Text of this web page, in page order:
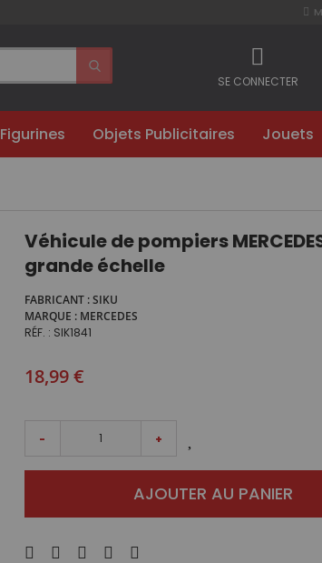
SE CONNECTER
Figurines Objets Publicitaires Jouets
Véhicule de pompiers
grande échelle
FABRICANT SIKU
MARQUE
MERCEDES
RÉF.
SIK1841
18,99 €
- +
AJOUTER AU PANIER